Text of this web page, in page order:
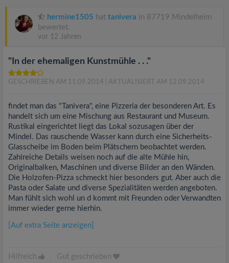
hermine1505 hat tanivera in 87719 Mindelheim
bewertet.
vor 12 Jahren
"In der ehemaligen Kunstmühle . . ."
GESCHRIEBEN AM 11.09.2014 | AKTUALISIERT AM 12.09.2014
findet man das "Tanivera", eine Pizzeria der besonderen Art. Es
handelt sich um eine Mischung aus Restaurant und Museum.
Rustikal eingerichtet liegt das Lokal sozusagen über der
Mindel. Das rauschende Wasser kann durch eine Sicherheits-
Glasscheibe im Boden beim Plätschern beobachtet werden.
Zahlreiche Details weisen noch auf die alte Mühle hin,
Originalbalken, Maschinen und diverse Bilder an den Wänden.
Die Holzofen-Pizza schmeckt hier besonders gut. Aber auch die
Pasta oder Salate und diverse Spezialitäten werden angeboten.
Man fühlt sich wohl un d kommt mit Freunden oder Verwandten
immer wieder gerne hierhin.
[Auf extra Seite anzeigen]
Hilfreich Gut geschrieben
n